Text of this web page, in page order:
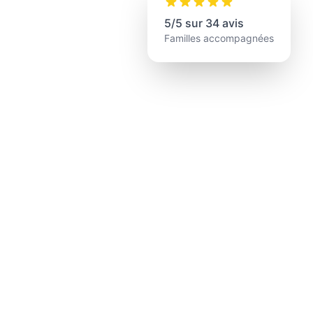
5/5 sur 34 avis
Familles accompagnées